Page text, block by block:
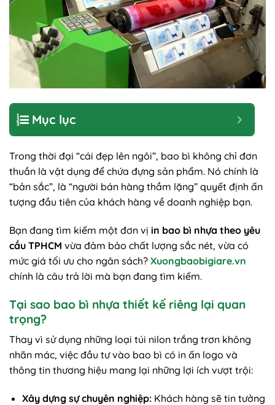
Mục lục
Trong thời đại “cái đẹp lên ngôi”, bao bì không chỉ đơn
thuần là vật dụng để chứa đựng sản phẩm. Nó chính là
“bản sắc”, là “người bán hàng thầm lặng” quyết định ấn
tượng đầu tiên của khách hàng về doanh nghiệp bạn.
Bạn đang tìm kiếm một đơn vị in bao bì nhựa theo yêu
cầu TPHCM vừa đảm bảo chất lượng sắc nét, vừa có
mức giá tối ưu cho ngân sách? Xuongbaobigiare.vn
chính là câu trả lời mà bạn đang tìm kiếm.
Tại sao bao bì nhựa thiết kế riêng lại quan
trọng?
Thay vì sử dụng những loại túi nilon trắng trơn không
nhãn mác, việc đầu tư vào bao bì có in ấn logo và
thông tin thương hiệu mang lại những lợi ích vượt trội:
Xây dựng sự chuyên nghiệp:Khách hàng sẽ tin tưởng